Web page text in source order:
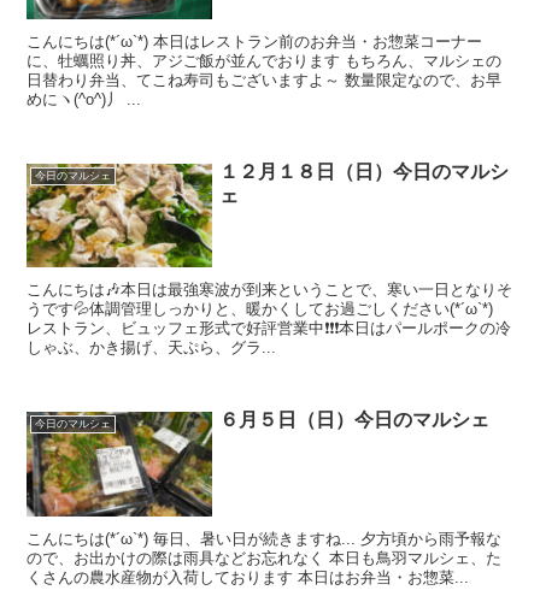
こんにちは(*´ω`*) 本日はレストラン前のお弁当・お惣菜コーナー
に、牡蠣照り丼、アジご飯が並んでおります もちろん、マルシェの
日替わり弁当、てこね寿司もございますよ～ 数量限定なので、お早
めにヽ(^o^)丿 ...
今日のマルシェ
１２月１８日（日）今日のマルシ
ェ
こんにちは🎶本日は最強寒波が到来ということで、寒い一日となりそ
うです💦体調管理しっかりと、暖かくしてお過ごしください(*´ω`*)
レストラン、ビュッフェ形式で好評営業中❗❗❗本日はパールポークの冷
しゃぶ、かき揚げ、天ぷら、グラ...
今日のマルシェ ６月５日（日）今日のマルシェ
こんにちは(*´ω`*) 毎日、暑い日が続きますね... 夕方頃から雨予報な
ので、お出かけの際は雨具などお忘れなく 本日も鳥羽マルシェ、た
くさんの農水産物が入荷しております 本日はお弁当・お惣菜...